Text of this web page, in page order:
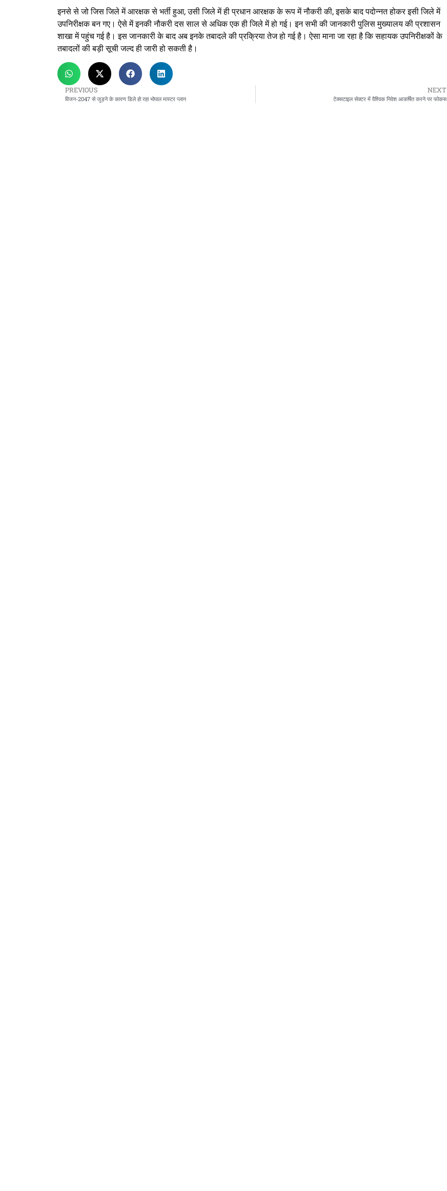
इनसे से जो जिस जिले में आरक्षक से भर्ती हुआ, उसी जिले में ही प्रधान आरक्षक के रूप में नौकरी की, इसके बाद पदोन्नत होकर इसी जिले में
उपनिरीक्षक बन गए। ऐसे में इनकी नौकरी दस साल से अधिक एक ही जिले में हो गई। इन सभी की जानकारी पुलिस मुख्यालय की प्रशासन
शाखा में पहुंच गई है। इस जानकारी के बाद अब इनके तबादले की प्रक्रिया तेज हो गई है। ऐसा माना जा रहा है कि सहायक उपनिरीक्षकों के
तबादलों की बड़ी सूची जल्द ही जारी हो सकती है।
PREVIOUS
विजन-2047 से जुड़ने के कारण डिले हो रहा भोपाल मास्टर प्लान
NEXT
टेक्सटाइल सेक्टर में वैश्विक निवेश आकर्षित करने पर फोकस